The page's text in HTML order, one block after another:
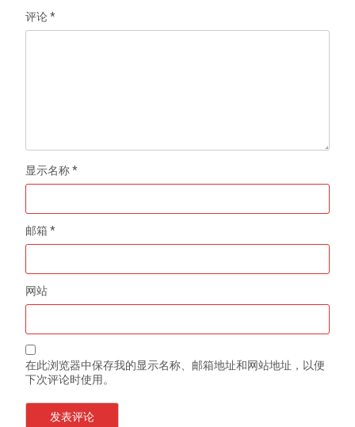
评论*
显示名称*
邮箱*
网站
在此浏览器中保存我的显示名称、邮箱地址和网站地址，以便
下次评论时使用。